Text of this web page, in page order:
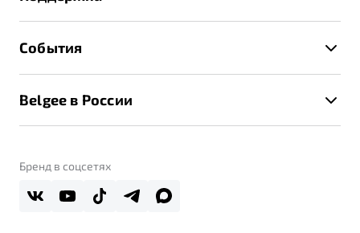
Расчет КАСКО
Техническое обслуживание
Калькулятор ТО
Помощь на дорогах
Belgee Линк
События
Belgee в России
О дилерском центре
Правовая информация
Бренд в соцсетях